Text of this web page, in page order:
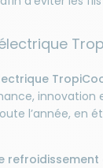
innovation
l’année, en
refroidissement